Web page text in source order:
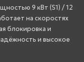
9 кВт (S1) / 12
на скоростях
блокировка и
и высокое